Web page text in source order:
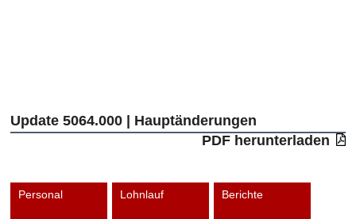
Update 5064.000 | Hauptänderungen
PDF herunterladen
Personal Lohnlauf Berichte